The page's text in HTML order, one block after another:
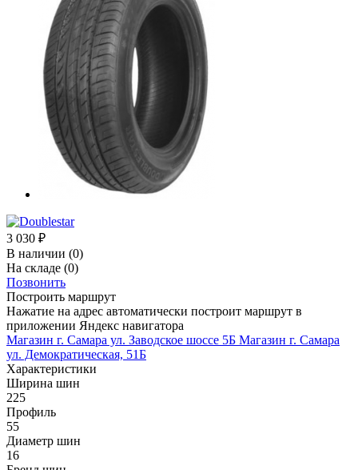
3 030 ₽
В наличии (0)
На складе (0)
Позвонить
Построить маршрут
Нажатие на адрес автоматически построит маршрут в
приложении Яндекс навигатора
Магазин г. Самара ул. Заводское шоссе 5Б Магазин г. Самара
ул. Демократическая, 51Б
Характеристики
Ширина шин
225
Профиль
55
Диаметр шин
16